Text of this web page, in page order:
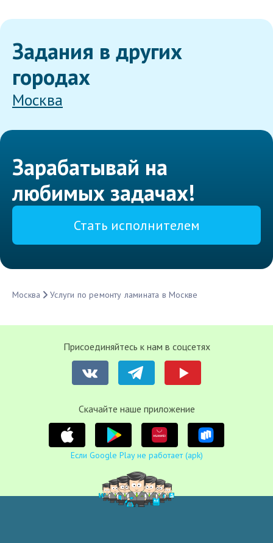
Задания в других
городах
Москва
Зарабатывай на
любимых задачах!
Стать исполнителем
Москва Услуги по ремонту ламината в Москве
Присоединяйтесь к нам в соцсетях
Cкачайте наше приложение
Если Google Play не работает (apk)